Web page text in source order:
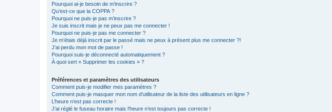
Pourquoi ai-je besoin de m’inscrire ?
Qu’est-ce que la COPPA ?
Pourquoi ne puis-je pas m’inscrire ?
Je suis inscrit mais je ne peux pas me connecter !
Pourquoi ne puis-je pas me connecter ?
Je m’étais déjà inscrit par le passé mais ne peux à présent plus me connecter ?!
J’ai perdu mon mot de passe !
Pourquoi suis-je déconnecté automatiquement ?
À quoi sert « Supprimer les cookies » ?
Préférences et paramètres des utilisateurs
Comment puis-je modifier mes paramètres ?
Comment puis-je masquer mon nom d’utilisateur de la liste des utilisateurs en ligne ?
L’heure n’est pas correcte !
J’ai réglé le fuseau horaire mais l’heure n’est toujours pas correcte !